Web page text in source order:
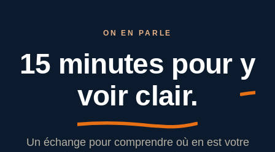
ON EN PARLE
15 minutes pour y
voir clair.
Un échange pour comprendre où en est votre